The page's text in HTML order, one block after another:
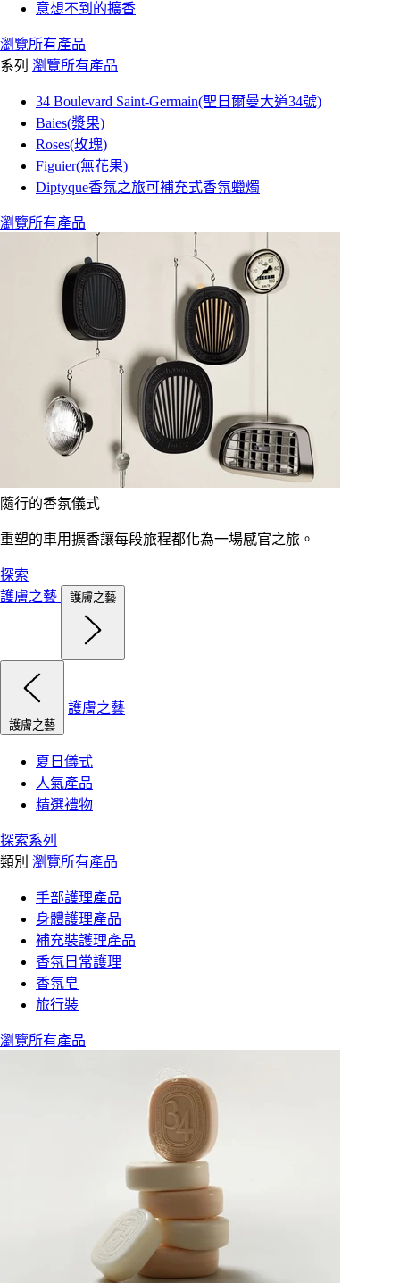
意想不到的擴香
瀏覽所有產品
系列 瀏覽所有產品
34 Boulevard Saint-Germain(聖日爾曼大道34號)
Baies(漿果)
Roses(玫瑰)
Figuier(無花果)
Diptyque香氛之旅可補充式香氛蠟燭
瀏覽所有產品
隨行的香氛儀式
重塑的車用擴香讓每段旅程都化為一場感官之旅。
探索
護膚之藝
護膚之藝
護膚之藝
護膚之藝
夏日儀式
人氣產品
精選禮物
探索系列
類別 瀏覽所有產品
手部護理產品
身體護理產品
補充裝護理產品
香氛日常護理
香氛皂
旅行裝
瀏覽所有產品